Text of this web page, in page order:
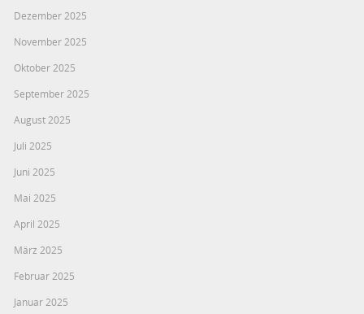
Dezember 2025
November 2025
Oktober 2025
September 2025
August 2025
Juli 2025
Juni 2025
Mai 2025
April 2025
März 2025
Februar 2025
Januar 2025